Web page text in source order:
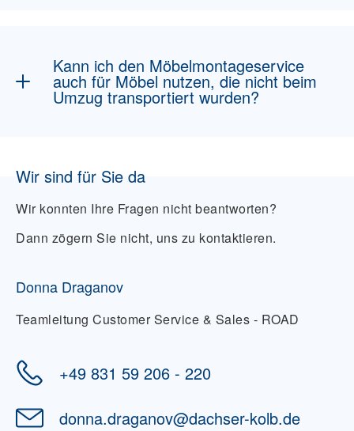
können wir sie direkt nach der Lieferung
wieder zusammenbauen. Besondere
Anforderungen sprechen Sie am besten vorab
Kann ich den Möbelmontageservice
auch für Möbel nutzen, die nicht beim
Umzug transportiert wurden?
wurden. Wenn Sie bereits Möbel gekauft
können Sie diesen Service ebenfalls in
Wir sind für Sie da
Wir konnten Ihre Fragen nicht beantworten?
Dann zögern Sie nicht, uns zu kontaktieren.
Donna Draganov
Teamleitung Customer Service & Sales - ROAD
+49 831 59 206 - 220
donna.draganov@dachser-kolb.de